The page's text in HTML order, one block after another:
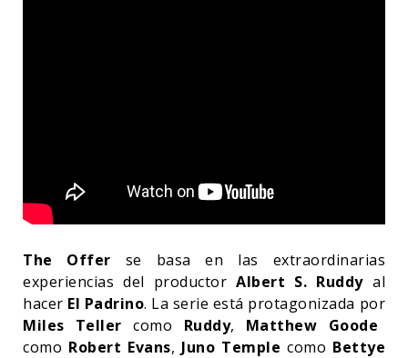
The Offer se basa en las extraordinarias
experiencias del productor Albert S. Ruddyal
hacer El Padrino. La serie está protagonizada por
Miles Teller como Ruddy, Matthew Goode
como Robert Evans, Juno Temple como Bettye